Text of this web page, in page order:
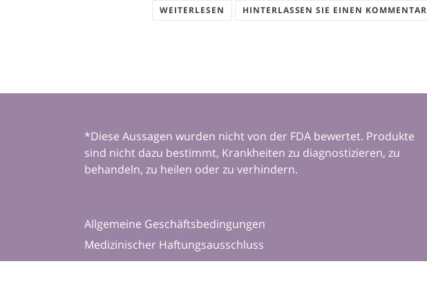
WEITERLESEN HINTERLASSEN SIE EINEN KOMMENTAR
*Diese Aussagen wurden nicht von der FDA bewertet. Produkte
sind nicht dazu bestimmt, Krankheiten zu diagnostizieren, zu
behandeln, zu heilen oder zu verhindern.
Allgemeine Geschäftsbedingungen
Medizinischer Haftungsausschluss
Datenschutzrichtlinie